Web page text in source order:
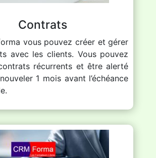
Contrats
vous pouvez créer et gérer
avec les clients. Vous pouvez
récurrents et être alerté
1 mois avant l’échéance